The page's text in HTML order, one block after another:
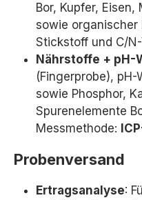
Bor, Kupfer,
sowie organischer
Stickstoff und C/
Nährstoffe + pH-
(Fingerprobe),
sowie Phosphor,
Spurenelemente
Messmethode:
Probenversand
Ertragsanalyse: